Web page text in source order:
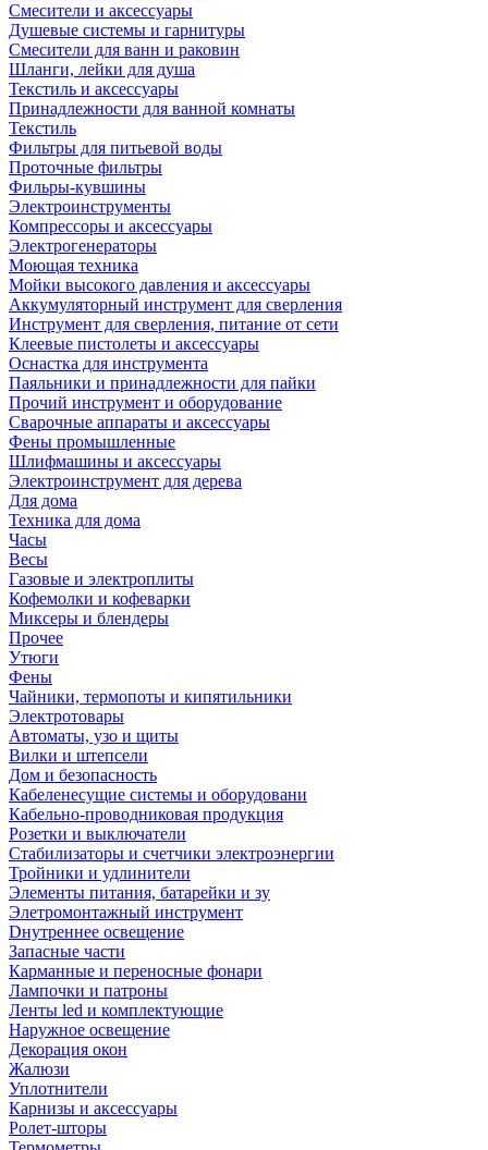
Смесители и аксессуары
Душевые системы и гарнитуры
Смесители для ванн и раковин
Шланги, лейки для душа
Текстиль и аксессуары
Принадлежности для ванной комнаты
Текстиль
Фильтры для питьевой воды
Проточные фильтры
Фильры-кувшины
Электроинструменты
Компрессоры и аксессуары
Электрогенераторы
Моющая техника
Мойки высокого давления и аксессуары
Аккумуляторный инструмент для сверления
Инструмент для сверления, питание от сети
Клеевые пистолеты и аксессуары
Оснастка для инструмента
Паяльники и принадлежности для пайки
Прочий инструмент и оборудование
Сварочные аппараты и аксессуары
Фены промышленные
Шлифмашины и аксессуары
Электроинструмент для дерева
Для дома
Техника для дома
Часы
Весы
Газовые и электроплиты
Кофемолки и кофеварки
Миксеры и блендеры
Прочее
Утюги
Фены
Чайники, термопоты и кипятильники
Электротовары
Автоматы, узо и щиты
Вилки и штепсели
Дом и безопасность
Кабеленесущие системы и оборудовани
Кабельно-проводниковая продукция
Розетки и выключатели
Стабилизаторы и счетчики электроэнергии
Тройники и удлинители
Элементы питания, батарейки и зу
Элетромонтажный инструмент
Dнутреннее освещение
Запасные части
Карманные и переносные фонари
Лампочки и патроны
Ленты led и комплектующие
Наружное освещение
Декорация окон
Жалюзи
Уплотнители
Карнизы и аксессуары
Ролет-шторы